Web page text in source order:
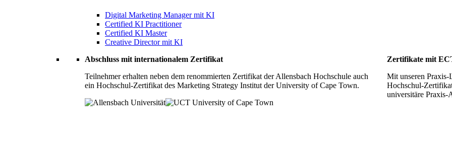
Digital Marketing Manager mit KI
Certified KI Practitioner
Certified KI Master
Creative Director mit KI
Abschluss mit internationalem Zertifikat
Teilnehmer erhalten neben dem renommierten Zertifikat der Allensbach Hochschule auch
ein Hochschul-Zertifikat des Marketing Strategy Institut der University of Cape Town.
Zertifikate mit
Mit unseren Praxis-
Hochschul-
universitäre Praxis-